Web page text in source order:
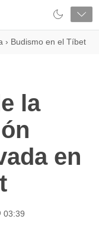
› Budismo en el Tíbet
la
en
03:39